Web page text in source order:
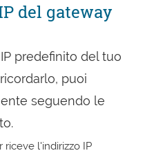
del gateway
predefinito del tuo
puoi
seguendo le
riceve l'indirizzo IP